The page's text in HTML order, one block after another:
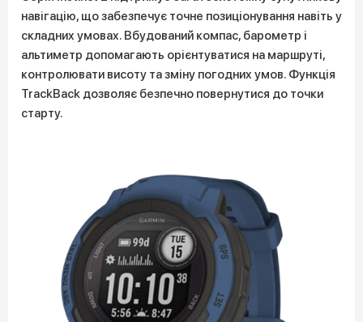
навігацію, що забезпечує точне позиціонування навіть у
складних умовах. Вбудований компас, барометр і
альтиметр допомагають орієнтуватися на маршруті,
контролювати висоту та зміну погодних умов. Функція
TrackBack дозволяє безпечно повернутися до точки
старту.